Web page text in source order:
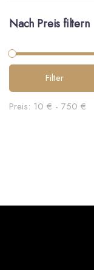
Nach Preis filtern
Filter
Preis: 10 € - 750 €